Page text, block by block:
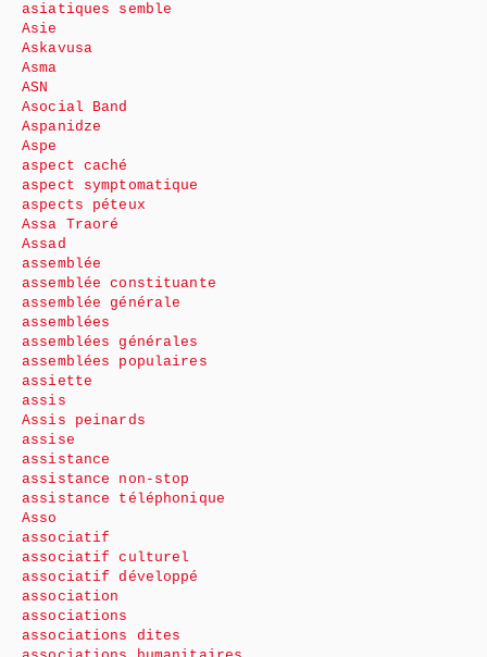
asiatiques semble
Asie
Askavusa
Asma
ASN
Asocial Band
Aspanidze
Aspe
aspect caché
aspect symptomatique
aspects péteux
Assa Traoré
Assad
assemblée
assemblée constituante
assemblée générale
assemblées
assemblées générales
assemblées populaires
assiette
assis
Assis peinards
assise
assistance
assistance non-stop
assistance téléphonique
Asso
associatif
associatif culturel
associatif développé
association
associations
associations dites